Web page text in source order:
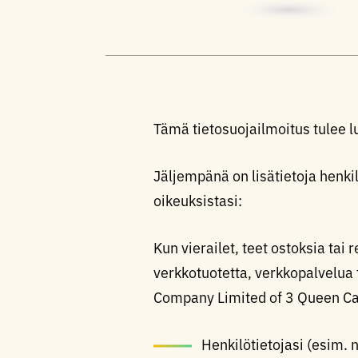
Tämä tietosuojailmoitus tulee
Jäljempänä on lisätietoja
oikeuksistasi:
Kun vierailet, teet ostoksia tai
verkkotuotetta,
Company Limited of 3 Queen
Henkilötietojasi (esim.